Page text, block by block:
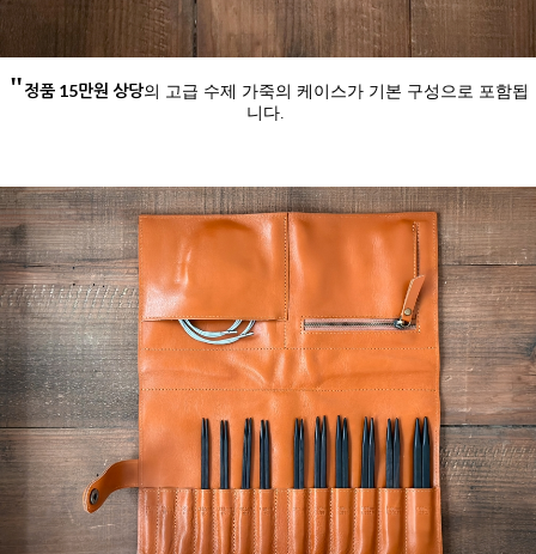
"정품 15만원 상당의 고급 수제 가죽의 케이스가 기본 구성으로 포함됩
니다.